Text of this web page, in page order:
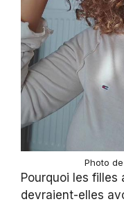
Photo
Pourquoi les filles
devraient-elles